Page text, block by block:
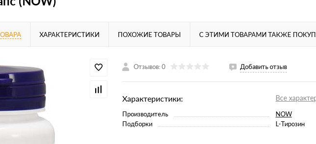
ХАРАКТЕРИСТИКИ ПОХОЖИЕ ТОВАРЫ С ЭТИМИ ТОВАРАМИ ТАКЖЕ
Отзывов: 0 Добавить отзыв
Характеристики: Все
Производитель
NOW
Подборки
L-Тирозин